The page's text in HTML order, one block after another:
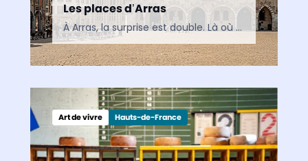
Les places d’Arras
À Arras, la surprise est double. Là où d’autres villes se contentent d’une place centrale, la cité artésienne en compte deux, telles deux scènes de théâtre jumelles. La Grand’Place et…
Art de vivre Hauts-de-France